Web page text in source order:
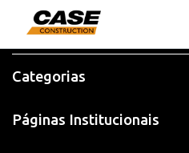
Categorias
Páginas Institucionais